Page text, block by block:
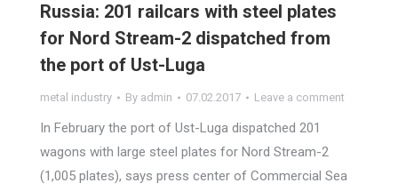
Russia: 201 railcars with steel plates
for Nord Stream-2 dispatched from
the port of Ust-Luga
metal industry By admin 07.02.2017 Leave a comment
In February the port of Ust-Luga dispatched 201
wagons with large steel plates for Nord Stream-2
(1,005 plates), says press center of Commercial Sea